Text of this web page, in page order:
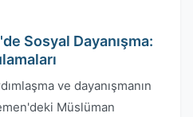
Sosyal Dayanışma:
ve dayanışmanın
Müslüman